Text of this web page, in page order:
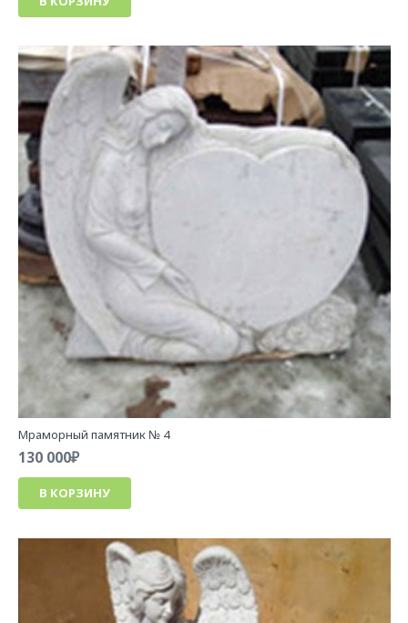
Мраморный памятник № 4
130 000₽
В КОРЗИНУ